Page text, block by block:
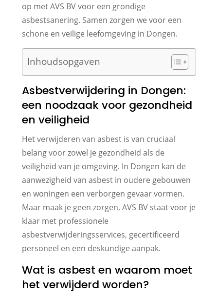
op met AVS BV voor een grondige
asbestsanering. Samen zorgen we voor een
schone en veilige leefomgeving in Dongen.
Inhoudsopgaven
Asbestverwijdering in Dongen:
een noodzaak voor gezondheid
en veiligheid
Het verwijderen van asbest is van cruciaal
belang voor zowel je gezondheid als de
veiligheid van je omgeving. In Dongen kan de
aanwezigheid van asbest in oudere gebouwen
en woningen een verborgen gevaar vormen.
Maar maak je geen zorgen, AVS BV staat voor je
klaar met professionele
asbestverwijderingsservices, gecertificeerd
personeel en een deskundige aanpak.
Wat is asbest en waarom moet
het verwijderd worden?